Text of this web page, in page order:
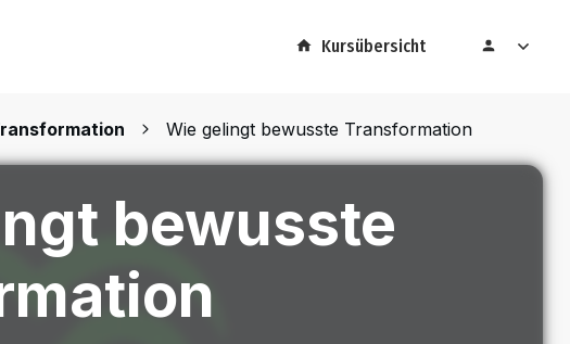
Kursübersicht
Wie gelingt bewusste Transformation
bewusste